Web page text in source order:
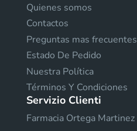
Quienes somos
Contactos
Preguntas mas frecuentes
Estado De Pedido
Nuestra Política
Términos Y Condiciones
Servizio Clienti
Farmacia Ortega Martinez